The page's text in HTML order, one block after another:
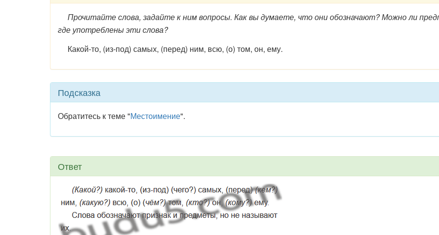
Прочитайте слова, задайте к ним вопросы. Как вы думаете, что они обозначают? Можно ли
где употреблены эти слова?
Какой-то, (из-под) самых, (перед) ним, всю, (о) том, он, ему.
Подсказка
Обратитесь к теме "Местоимение".
Ответ